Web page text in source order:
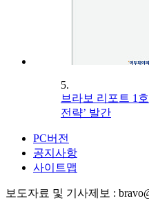
5.
브라보 리포트 1
전략’ 발간
PC버전
공지사항
사이트맵
보도자료 및 기사제보 :